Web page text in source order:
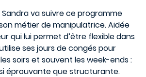
Sandra va suivre ce programme
métier de manipulatrice. Aidée
qui lui permet d’être flexible dans
ses jours de congés pour
soirs et souvent les week-ends :
éprouvante que structurante.